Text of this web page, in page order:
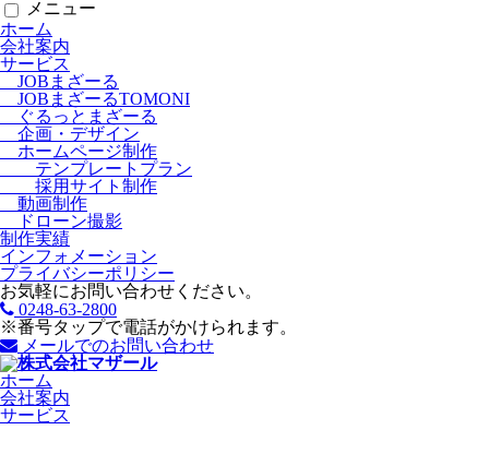
メニュー
ホーム
会社案内
サービス
JOBまざーる
JOBまざーるTOMONI
ぐるっとまざーる
企画・デザイン
ホームページ制作
テンプレートプラン
採用サイト制作
動画制作
ドローン撮影
制作実績
インフォメーション
プライバシーポリシー
お気軽にお問い合わせください。
0248-63-2800
※番号タップで電話がかけられます。
メールでのお問い合わせ
ホーム
会社案内
サービス